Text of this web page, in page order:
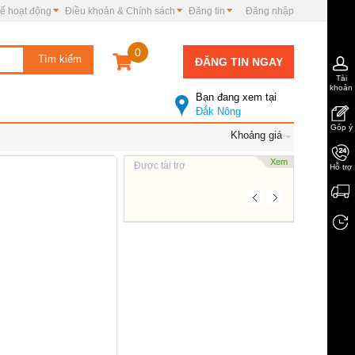
Đăng nhập
Đăng tin
Điều khoản & Chính sách
hoạt động
0
ĐĂNG TIN NGAY
Bạn đang xem tại
Đắk Nông
Khoảng giá
Được tài trợ Xem
Tài
khoản
Góp ý
Hỗ trợ